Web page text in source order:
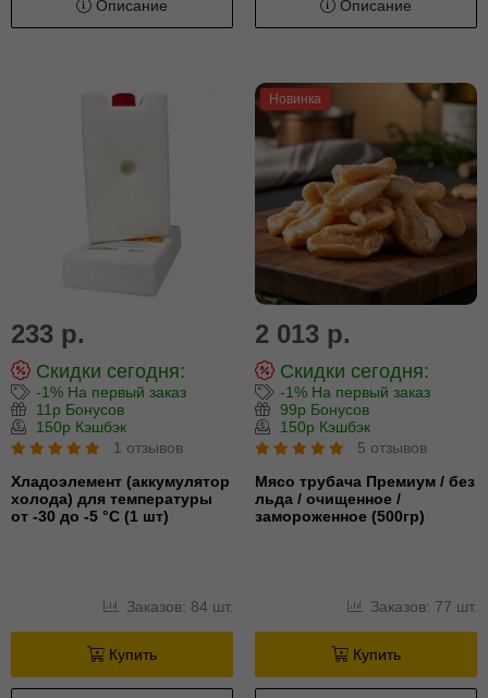
Описание Описание
233 р.
Скидки сегодня:
-1% На первый заказ
11р Бонусов
150р Кэшбэк
1 отзывов
Хладоэлемент (аккумулятор
холода) для температуры
от -30 до -5 °С (1 шт)
Заказов: 84 шт.
Купить
Новинка
2 013 р.
Скидки сегодня:
-1% На первый заказ
99р Бонусов
150р Кэшбэк
5 отзывов
Мясо трубача Премиум / без
льда / очищенное /
замороженное (500гр)
Заказов: 77 шт.
Купить